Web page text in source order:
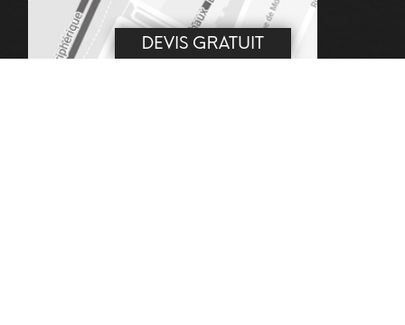
DEVIS GRATUIT